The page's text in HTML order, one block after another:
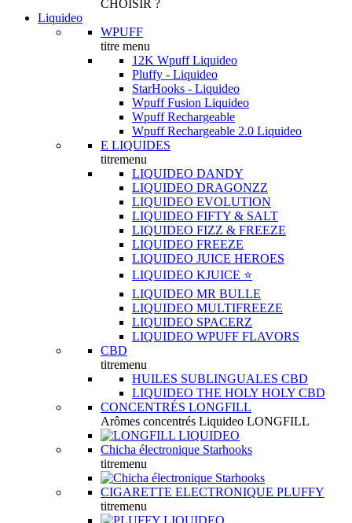
CHOISIR ?
Liquideo
WPUFF
titre menu
12K Wpuff Liquideo
Pluffy - Liquideo
StarHooks - Liquideo
Wpuff Fusion Liquideo
Wpuff Rechargeable
Wpuff Rechargeable 2.0 Liquideo
E LIQUIDES
titremenu
LIQUIDEO DANDY
LIQUIDEO DRAGONZZ
LIQUIDEO EVOLUTION
LIQUIDEO FIFTY & SALT
LIQUIDEO FIZZ & FREEZE
LIQUIDEO FREEZE
LIQUIDEO JUICE HEROES
LIQUIDEO KJUICE ⭐️
LIQUIDEO MR BULLE
LIQUIDEO MULTIFREEZE
LIQUIDEO SPACERZ
LIQUIDEO WPUFF FLAVORS
CBD
titremenu
HUILES SUBLINGUALES CBD
LIQUIDEO THE HOLY HOLY CBD
CONCENTRÉS LONGFILL
Arômes concentrés Liquideo LONGFILL
Chicha électronique Starhooks
titremenu
CIGARETTE ELECTRONIQUE PLUFFY
titremenu